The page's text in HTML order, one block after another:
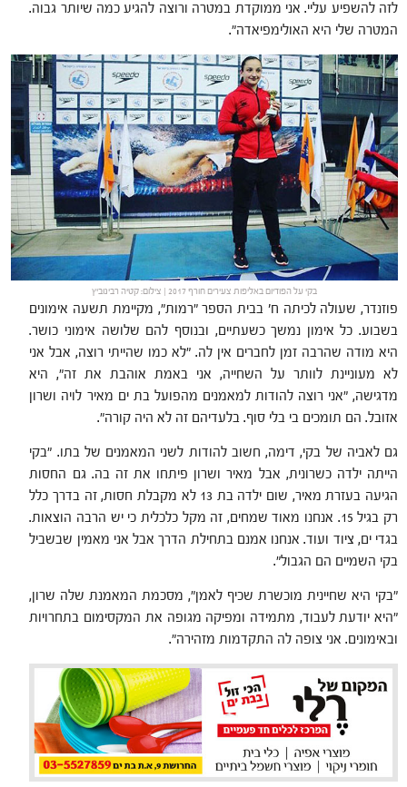
לזה להשפיע עליי. אני ממוקדת במטרה ורוצה להגיע כמה שיותר גבוה.
המטרה שלי היא האולימפיאדה".
בקי על הפודיום באליפות צעירים חורף 2017 | צילום: קטיה רבינוביץ
פוזנדר, שעולה לכיתה ח' בבית הספר "רמות", מקיימת תשעה אימונים
בשבוע. כל אימון נמשך כשעתיים, ובנוסף להם שלושה אימוני כושר.
היא מודה שהרבה זמן לחברים אין לה. "לא כמו שהייתי רוצה, אבל אני
לא מעוניינת לוותר על השחייה, אני באמת אוהבת את זה", היא
מדגישה, "אני רוצה להודות למאמנים מהפועל בת ים מאיר לויה ושרון
אזובל. הם תומכים בי בלי סוף. בלעדיהם זה לא היה קורה".
גם לאביה של בקי, דימה, חשוב להודות לשני המאמנים של בתו. "בקי
הייתה ילדה כשרונית, אבל מאיר ושרון פיתחו את זה בה. גם החסות
הגיעה בעזרת מאיר, שום ילדה בת 13 לא מקבלת חסות, זה בדרך כלל
רק בגיל 15. אנחנו מאוד שמחים, זה מקל כלכלית כי יש הרבה הוצאות.
בגדי ים, ציוד ועוד. אנחנו אמנם בתחילת הדרך אבל אני מאמין שבשביל
בקי השמיים הם הגבול".
"בקי היא שחיינית מוכשרת שכיף לאמן", מסכמת המאמנת שלה שרון,
"היא יודעת לעבוד, מתמידה ומפיקה מגופה את המקסימום בתחרויות
ובאימונים. אני צופה לה התקדמות מזהירה".